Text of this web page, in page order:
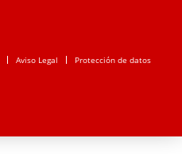
Aviso Legal Protección de datos